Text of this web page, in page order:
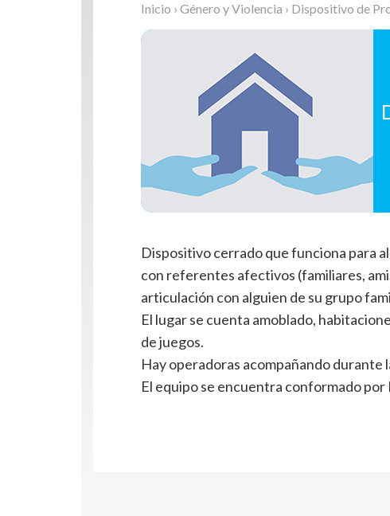
Inicio › Género y Violencia › Dispositivo de
Dispositivo cerrado que funciona para
con referentes afectivos (familiares,
articulación con alguien de su grupo
El lugar se cuenta amoblado,
de juegos.
Hay operadoras acompañando durante
El equipo se encuentra conformado por